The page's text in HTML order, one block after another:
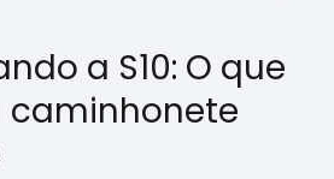
a S10: O que
caminhonete